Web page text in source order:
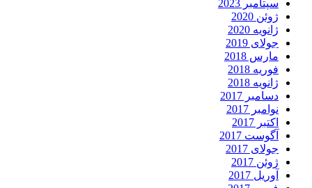
سپتامبر 2023
ژوئن 2020
ژانویه 2020
جولای 2019
مارس 2018
فوریه 2018
ژانویه 2018
دسامبر 2017
نوامبر 2017
اکتبر 2017
آگوست 2017
جولای 2017
ژوئن 2017
آوریل 2017